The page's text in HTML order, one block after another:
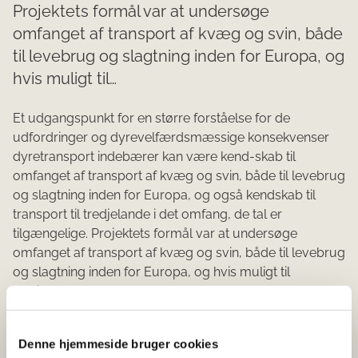
Denne hjemmeside bruger cookies
Projektets formål var at undersøge
omfanget af transport af kvæg og svin, både
til levebrug og slagtning inden for Europa, og
hvis muligt til…
Et udgangspunkt for en større forståelse for de
udfordringer og dyrevelfærdsmæssige konsekvenser
dyretransport indebærer kan være kend-skab til
omfanget af transport af kvæg og svin, både til levebrug
og slagtning inden for Europa, og også kendskab til
transport til tredjelande i det omfang, de tal er
tilgængelige. Projektets formål var at undersøge
omfanget af transport af kvæg og svin, både til levebrug
og slagtning inden for Europa, og hvis muligt til
tredjelande.
Hent publikation